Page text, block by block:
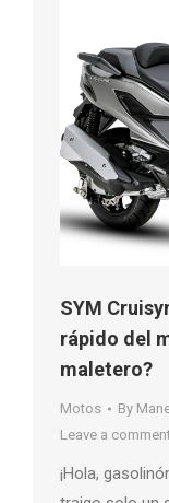
SYM
rápido del
maletero?
Motos By
Leave a
¡Hola,